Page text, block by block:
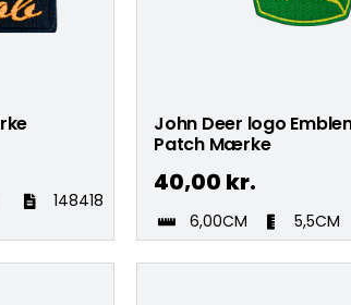
148418
John Deer logo
Patch Mærke
40,00 kr.
6,00CM 5,5CM